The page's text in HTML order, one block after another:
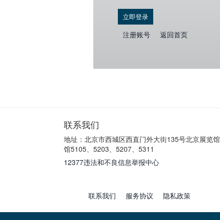
立即登录
注册账号 返回首页
联系我们
地址：北京市西城区西直门外大街135号北京展览
馆5105、5203、5207、5311
12377违法和不良信息举报中心
联系我们 服务协议 隐私政策